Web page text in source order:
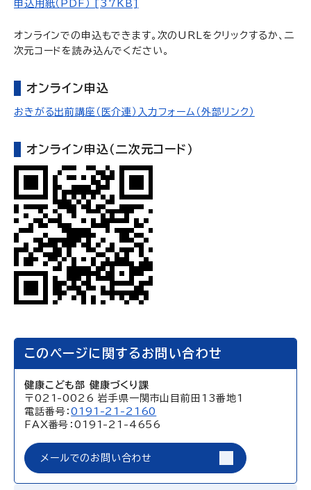
申込用紙（PDF） [37KB]
オンラインでの申込もできます。次のURLをクリックするか、二
次元コードを読み込んでください。
オンライン申込
おきがる出前講座（医介連）入力フォーム（外部リンク）
オンライン申込（二次元コード）
このページに関するお問い合わせ
健康こども部 健康づくり課
〒021-0026 岩手県一関市山目前田13番地1
電話番号：0191-21-2160
FAX番号：0191-21-4656
メールでのお問い合わせ